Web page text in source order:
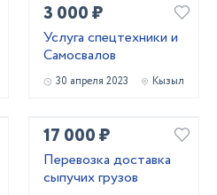
3 000 ₽
Услуга спецтехники и
Самосвалов
30 апреля 2023 Кызыл
17 000 ₽
Перевозка доставка
сыпучих грузов